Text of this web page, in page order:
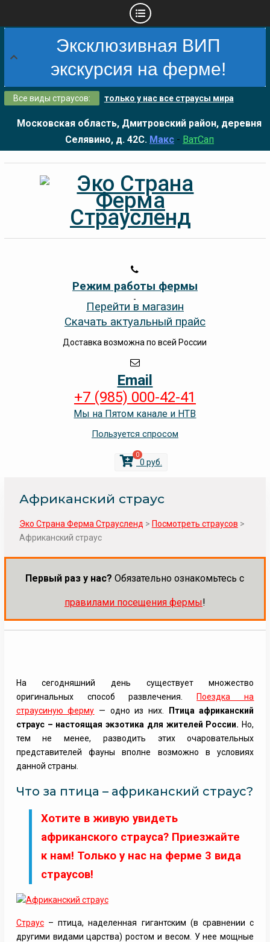
content
Эксклюзивная ВИП
экскурсия на ферме!
Все виды страусов: только у нас все страусы мира
Московская область, Дмитровский район, деревня
Селявино, д. 42С. Макс- ВатСап
Режим работы фермы
-
Перейти в магазин
Скачать актуальный прайс
Доставка возможна по всей России
Email
+7 (985) 000-42-41
Мы на Пятом канале и НТВ
Пользуется спросом
0
0 руб.
Африканский страус
Эко Страна Ферма Страусленд > Посмотреть страусов >
Африканский страус
Первый раз у нас? Обязательно ознакомьтесь с
правилами посещения фермы!
На сегодняшний день существует множество
оригинальных способ развлечения.
Поездка на
страусиную ферму — одно из них.
Птица африканский
страус – настоящая экзотика для жителей России. Но,
тем не менее, разводить этих очаровательных
представителей фауны вполне возможно в условиях
данной страны.
Что за птица – африканский страус?
Хотите в живую увидеть
африканского страуса? Приезжайте
к нам! Только у нас на ферме 3 вида
страусов!
Страус– птица, наделенная гигантским (в сравнении с
другими видами царства) ростом и весом. У нее мощные